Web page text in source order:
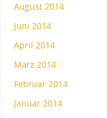
August 2014
Juni 2014
April 2014
März 2014
Februar 2014
Januar 2014